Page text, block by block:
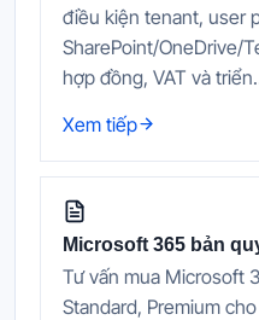
điều kiện tenant, user
SharePoint/OneDrive/
hợp đồng, VAT và
Xem tiếp
Microsoft 365 bản
Tư vấn mua Microsoft
Standard, Premium